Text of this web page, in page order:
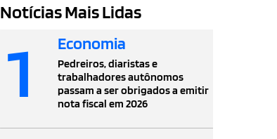
Notícias Mais Lidas
1 Economia
Pedreiros, diaristas e
trabalhadores autônomos
passam a ser obrigados a emitir
nota fiscal em 2026